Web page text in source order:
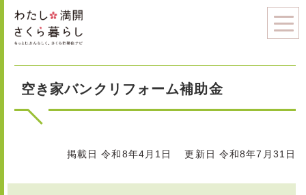
空き家バンクリフォーム補助金
掲載日 令和8年4月1日 更新日 令和8年7月31日